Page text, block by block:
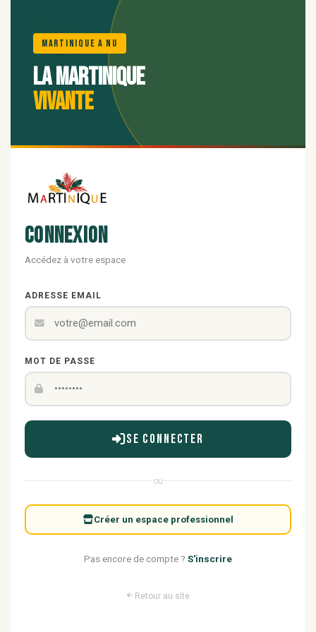
🌺
Martinique A Nu
La Martinique
vivante
Connexion
Accédez à votre espace
ADRESSE EMAIL
MOT DE PASSE
Se connecter
ou
Créer un espace professionnel
Pas encore de compte ? S'inscrire
Retour au site